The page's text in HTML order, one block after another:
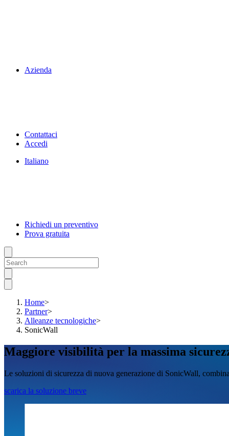
Azienda
Contattaci
Accedi
Italiano
Richiedi un preventivo
Prova gratuita
Home>
Partner>
Alleanze tecnologiche>
SonicWall
Maggiore visibilità per la massima
Le soluzioni di sicurezza di nuova generazione di SonicWall,
scarica la soluzione breve